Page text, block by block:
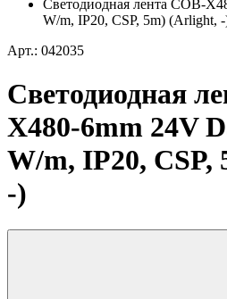
Светодиодная лента COB-
W/m, IP20, CSP, 5m) (Arlight,
Арт.: 042035
Светодиодная
X480-6mm 24V
W/m, IP20,
-)